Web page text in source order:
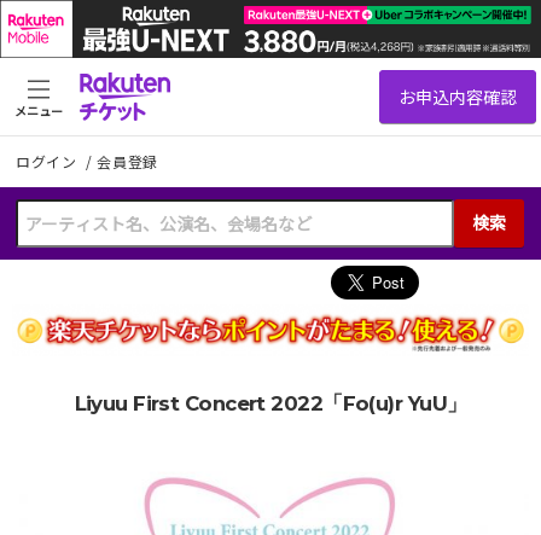
ログイン /会員登録
検索
メニュー
Liyuu First Concert 2022「Fo(u)r YuU」